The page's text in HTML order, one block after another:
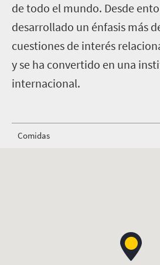
de todo el mundo. Desde
desarrollado un énfasis más
cuestiones de interés
y se ha convertido en una
internacional.
Comidas